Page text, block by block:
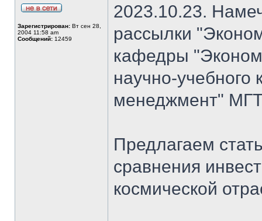
Зарегистрирован: Вт сен 28,
2004 11:58 am
Сообщений: 12459
2023.10.23.
рассылки
кафедры
научно-
менеджмент"
Предлагаем
сравнения
космической